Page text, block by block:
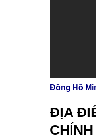
Đồng Hồ
ĐỊA